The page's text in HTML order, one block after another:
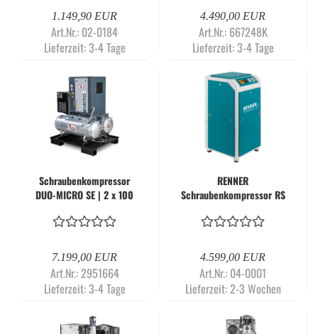
1.149,90 EUR
Art.Nr.: 02-0184
Lieferzeit:3-4 Tage
4.490,00 EUR
Art.Nr.: 667248K
Lieferzeit:3-4 Tage
Schraubenkompressor
DUO-MICRO SE | 2 x 100
Standpalette
7.199,00 EUR
Art.Nr.: 2951664
Lieferzeit:3-4 Tage
RENNER
Schraubenkompressor RS
kW
4.599,00 EUR
Art.Nr.: 04-0001
Lieferzeit:2-3 Wochen